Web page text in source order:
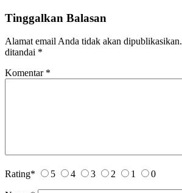
Tinggalkan Balasan
Alamat email Anda tidak akan dipublikasikan.
ditandai *
Komentar *
Rating* 5 4 3 2 1 0